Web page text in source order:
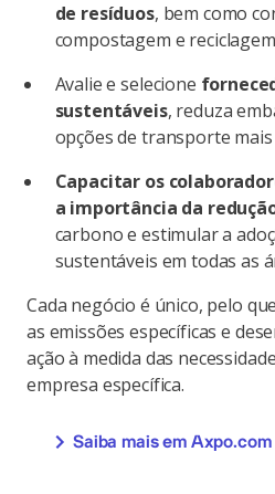
de resíduos, bem como
compostagem e
Avalie e selecione
sustentáveis, reduza
opções de transporte
Capacitar os
a importância da
carbono e estimular a
sustentáveis ​​em todas as
Cada negócio é único, pelo
as emissões específicas e
ação à medida das
empresa específica.
Saiba mais em Axpo.com